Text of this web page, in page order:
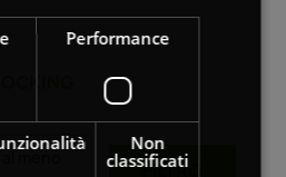
meno
FILTRO
Performance
Non
classificati